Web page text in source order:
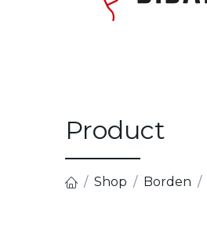
Product
Shop Borden